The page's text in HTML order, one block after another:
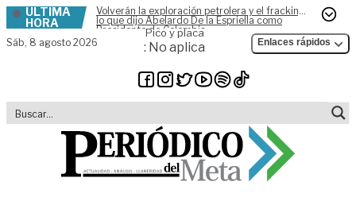
Skip to content
ÚLTIMA
HORA
Volverán la exploración petrolera y el fracking,
lo que dijo Abelardo De la Espriella como
Presidente de Colombia
Sáb, 8 agosto 2026
Pico y placa
: No aplica Enlaces rápidos